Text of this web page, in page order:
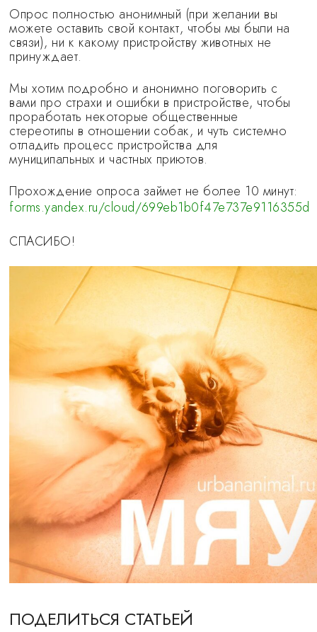
Опрос полностью анонимный (при желании вы
можете оставить свой контакт, чтобы мы были на
связи), ни к какому пристройству животных не
принуждает.
Мы хотим подробно и анонимно поговорить с
вами про страхи и ошибки в пристройстве, чтобы
проработать некоторые общественные
стереотипы в отношении собак, и чуть системно
отладить процесс пристройства для
муниципальных и частных приютов.
Прохождение опроса займет не более 10 минут:
forms.yandex.ru/cloud/699eb1b0f47e737e9116355d
СПАСИБО!
ПОДЕЛИТЬСЯ СТАТЬЕЙ